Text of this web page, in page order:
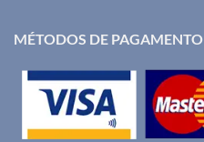
MÉTODOS DE PAGAMENTO